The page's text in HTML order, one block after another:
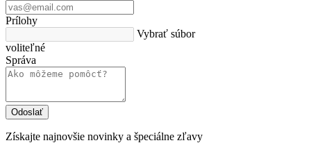
Prílohy
Vybrať súbor
voliteľné
Správa
Získajte najnovšie novinky a špeciálne zľavy